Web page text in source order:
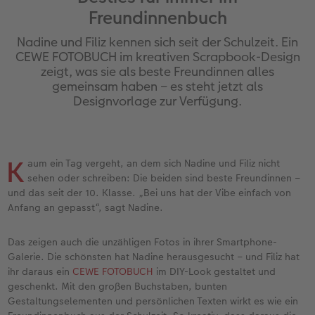
Jahrbuch gestalten
CEWE FOTOBUCH Kids
Panoramaseite
Designvorlagen
Foto-Kochbuch
Webinare
CEWE myPhotos
Nature Prints
Bilderboxen
Premium Poster
Sofortfotos
Fotos digitalisieren
CEWE myPhotos
Photo Streetmap Poster
Acrylglas
Alu-Dibond
Gallery Print
Willkommensschild
Wandgestaltung
Dankeskarten Kommunion
Dankeskarten
Urlaubsgrüße
Papierqualitäten
Klappkarten
Postkarten
Karte mit Einsteckfoto
Textilien
Schule & Büro
Foto-Geschenkbox
Faber-Castell
Geschenkideen
Kundenbeispiele
Papierqualitäten
Wandkalender mit Design
NEU: Wandkalender Fineline
Extras
Max Case
Smartflip
PopGrip
CEWE myPhotos
Neuheiten
nachhaltiger Schenken
Danke sagen
Liebe schenken
Kundenbeispiele
Freundinnenbuch
Nadine und Filiz kennen sich seit der Schulzeit. Ein
CEWE FOTOBUCH im kreativen Scrapbook-Design
zeigt, was sie als beste Freundinnen alles
gemeinsam haben – es steht jetzt als
Designvorlage zur Verfügung.
K aum ein Tag vergeht, an dem sich Nadine und Filiz nicht
sehen oder schreiben: Die beiden sind beste Freundinnen –
und das seit der 10. Klasse. „Bei uns hat der Vibe einfach von
Anfang an gepasst“, sagt Nadine.
Das zeigen auch die unzähligen Fotos in ihrer Smartphone-
Galerie. Die schönsten hat Nadine herausgesucht – und Filiz hat
ihr daraus ein CEWE FOTOBUCH im DIY-Look gestaltet und
geschenkt. Mit den großen Buchstaben, bunten
Gestaltungselementen und persönlichen Texten wirkt es wie ein